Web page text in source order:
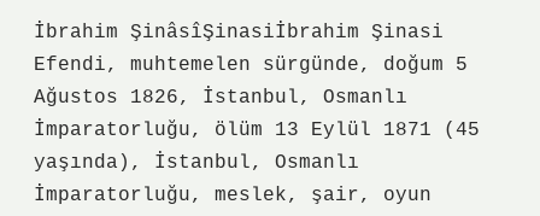
İbrahim ŞinâsîŞinasiİbrahim Şinasi
Efendi, muhtemelen sürgünde, doğum 5
Ağustos 1826, İstanbul, Osmanlı
İmparatorluğu, ölüm 13 Eylül 1871 (45
yaşında), İstanbul, Osmanlı
İmparatorluğu, meslek, şair, oyun